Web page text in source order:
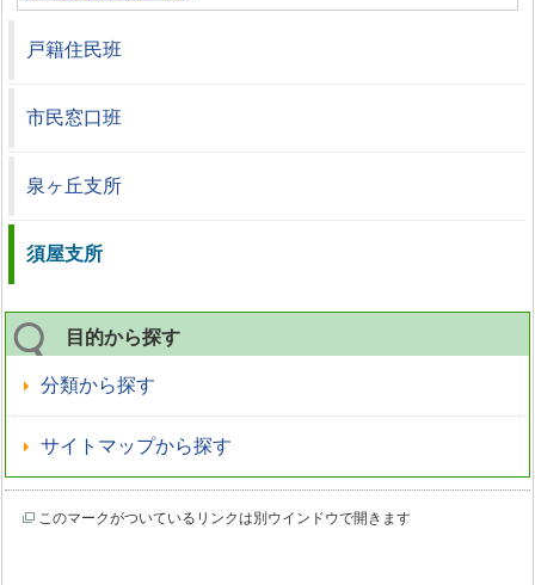
戸籍住民班
市民窓口班
泉ヶ丘支所
須屋支所
目的から探す
分類から探す
サイトマップから探す
このマークがついているリンクは別ウインドウで開きます